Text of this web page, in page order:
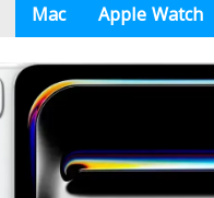
Mac Apple Watch